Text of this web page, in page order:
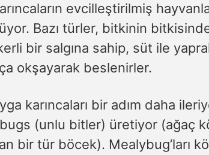
evcilleştirilmiş
Bazı türler, bitkinin
bir salgına sahip, süt ile
okşayarak beslenirler.
karıncaları bir adım daha
(unlu bitler) üretiyor (ağaç
bir tür böcek). Mealybug’ları